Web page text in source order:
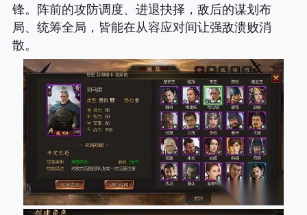
锋。阵前的攻防调度、进退抉择，敌后的谋划布
局、统筹全局，皆能在从容应对间让强敌溃败消
散。